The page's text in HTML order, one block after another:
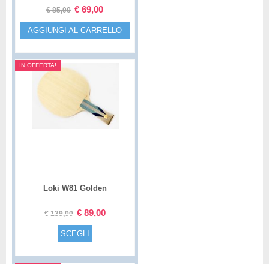
€85,00 € 69,00
AGGIUNGI AL CARRELLO
IN OFFERTA!
Loki W81 Golden
€139,00 € 89,00
SCEGLI